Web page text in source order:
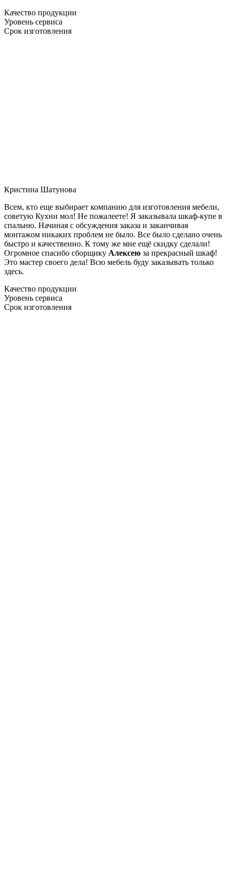
Качество продукции
Уровень сервиса
Срок изготовления
Кристина Шатунова
Всем, кто еще выбирает компанию для изготовления мебели,
советую Кухни мол! Не пожалеете! Я заказывала шкаф-купе в
спальню. Начиная с обсуждения заказа и заканчивая
монтажом никаких проблем не было. Все было сделано очень
быстро и качественно. К тому же мне ещё скидку сделали!
Огромное спасибо сборщику Алексею за прекрасный шкаф!
Это мастер своего дела! Всю мебель буду заказывать только
здесь.
Качество продукции
Уровень сервиса
Срок изготовления